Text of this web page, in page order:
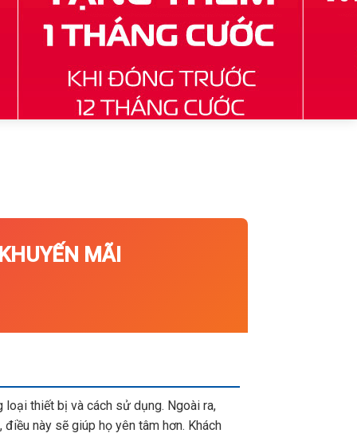
MÃI
thiết bị và cách sử dụng. Ngoài ra,
này sẽ giúp họ yên tâm hơn. Khách